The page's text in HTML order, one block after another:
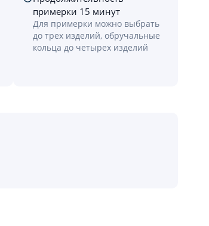
примерки 15 минут
Для примерки можно выбрать
до трех изделий, обручальные
кольца до четырех изделий